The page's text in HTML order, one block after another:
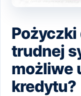
Pożyczki
trudnej
możliwe
kredytu?